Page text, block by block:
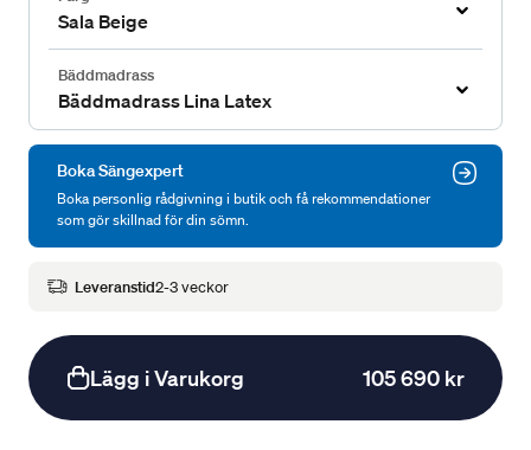
Sala Beige
Bäddmadrass
Bäddmadrass Lina Latex
Boka Sängexpert
Boka personlig rådgivning i butik och få rekommendationer
som gör skillnad för din sömn.
Leveranstid2-3 veckor
Lägg i Varukorg 105 690 kr